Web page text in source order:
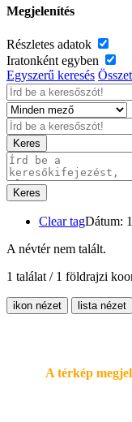
Megjelenítés
Részletes adatok
Iratonként egyben
Egyszerű keresés
Keres
Keres
Clear tagDátum:
A névtér nem talált.
1 találat / 1 földrajzi
ikon nézet lista nézet
A térkép